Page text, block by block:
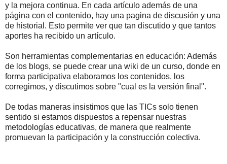
y la mejora continua. En cada artículo además de una
página con el contenido, hay una pagina de discusión y una
de historial. Esto permite ver que tan discutido y que tantos
aportes ha recibido un artículo.
Son herramientas complementarias en educación: Además
de los blogs, se puede crear una wiki de un curso, donde en
forma participativa elaboramos los contenidos, los
corregimos, y discutimos sobre "cual es la versión final".
De todas maneras insistimos que las TICs solo tienen
sentido si estamos dispuestos a repensar nuestras
metodologías educativas, de manera que realmente
promuevan la participación y la construcción colectiva.